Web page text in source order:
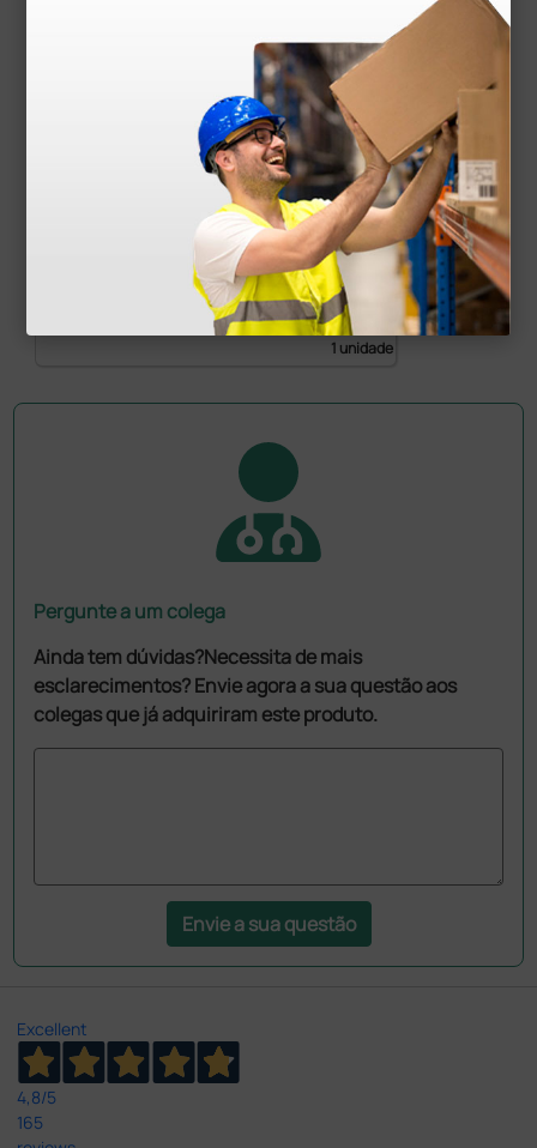
Gima fetal doppler G2002
1 unidade
Pergunte a um colega
Ainda tem dúvidas?Necessita de mais
esclarecimentos? Envie agora a sua questão aos
colegas que já adquiriram este produto.
Envie a sua questão
Excellent
4,8/5
165